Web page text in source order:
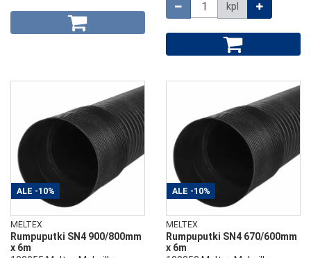
kpl
ALE -10%
MELTEX
Rumpuputki SN4 900/800mm
x 6m
ALE -10%
MELTEX
Rumpuputki SN4 670/600mm
x 6m